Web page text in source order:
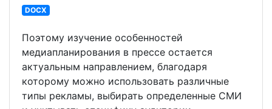
DOCX
Поэтому изучение особенностей
медиапланирования в прессе остается
актуальным направлением, благодаря
которому можно использовать различные
типы рекламы, выбирать определенные СМИ